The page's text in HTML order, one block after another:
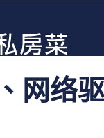
网络